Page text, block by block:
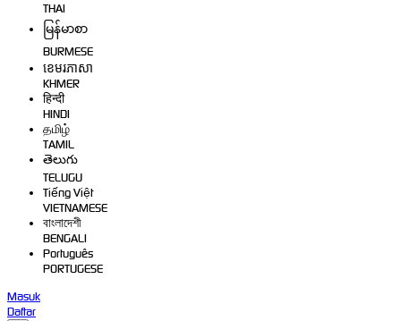
THAI
မြန်မာစာ
BURMESE
ខេមរភាសា
KHMER
हिन्दी
HINDI
தமிழ்
TAMIL
తెలుగు
TELUGU
Tiếng Việt
VIETNAMESE
বাংলাদেশী
BENGALI
Português
PORTUGESE
Masuk
Daftar